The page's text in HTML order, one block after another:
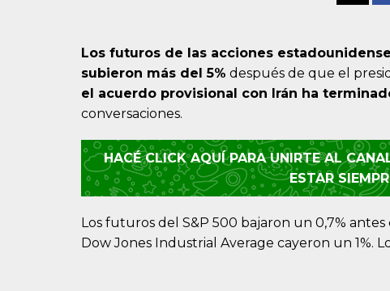
Los futuros de las acciones
subieron más del 5% después de que el
el acuerdo provisional con Irán ha
conversaciones.
HACÉ CLICK AQUÍ PARA UNIRTE AL
ESTAR
Los futuros del S&P 500 bajaron un 0,7%
Dow Jones Industrial Average cayeron un 1%.